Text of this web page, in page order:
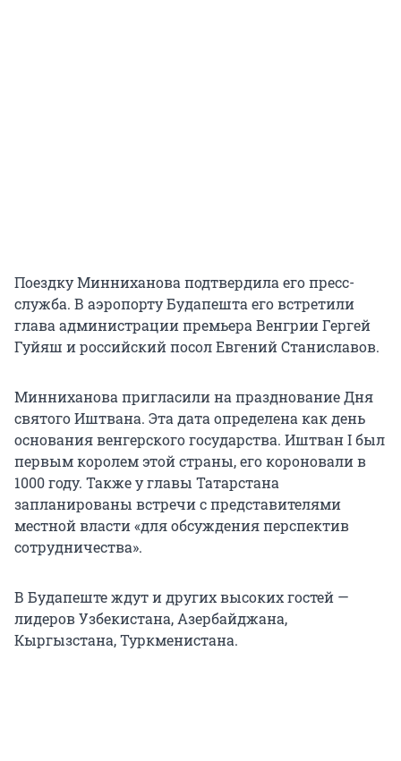
Поездку Минниханова подтвердила его пресс-
служба. В аэропорту Будапешта его встретили
глава администрации премьера Венгрии Гергей
Гуйяш и российский посол Евгений Станиславов.
Минниханова пригласили на празднование Дня
святого Иштвана. Эта дата определена как день
основания венгерского государства. Иштван I был
первым королем этой страны, его короновали в
1000 году. Также у главы Татарстана
запланированы встречи с представителями
местной власти «для обсуждения перспектив
сотрудничества».
В Будапеште ждут и других высоких гостей —
лидеров Узбекистана, Азербайджана,
Кыргызстана, Туркменистана.